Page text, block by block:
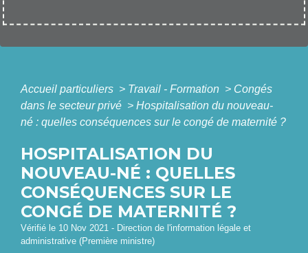
Accueil particuliers > Travail - Formation > Congés
dans le secteur privé > Hospitalisation du nouveau-
né : quelles conséquences sur le congé de maternité ?
HOSPITALISATION DU
NOUVEAU-NÉ : QUELLES
CONSÉQUENCES SUR LE
CONGÉ DE MATERNITÉ ?
Vérifié le 10 Nov 2021 - Direction de l'information légale et
administrative (Première ministre)